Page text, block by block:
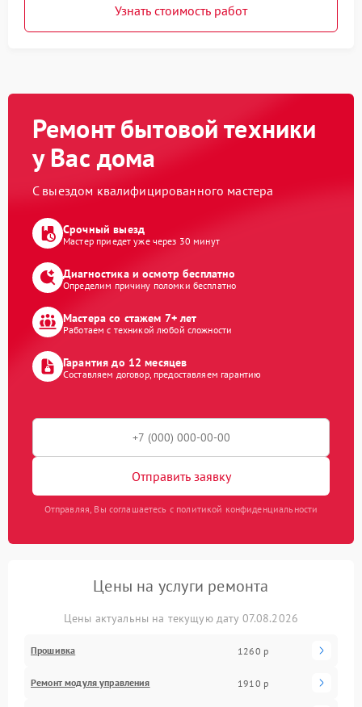
Узнать стоимость работ
Ремонт бытовой техники
у Вас дома
С выездом квалифицированного мастера
Срочный выезд
Мастер приедет уже через 30 минут
Диагностика и осмотр бесплатно
Определим причину поломки бесплатно
Мастера со стажем 7+ лет
Работаем с техникой любой сложности
Гарантия до 12 месяцев
Составляем договор, предоставляем гарантию
Отправить заявку
Отправляя, Вы соглашаетесь с политикой конфиденциальности
Цены на услуги ремонта
Цены актуальны на текущую дату 07.08.2026
Прошивка 1260 р
Ремонт модуля управления 1910 р